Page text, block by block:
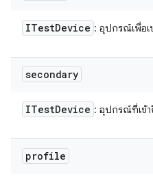
ITestDevice : อุปกรณ์เพื่อ
secondary
ITestDevice : อุปกรณ์ที่เข้
profile